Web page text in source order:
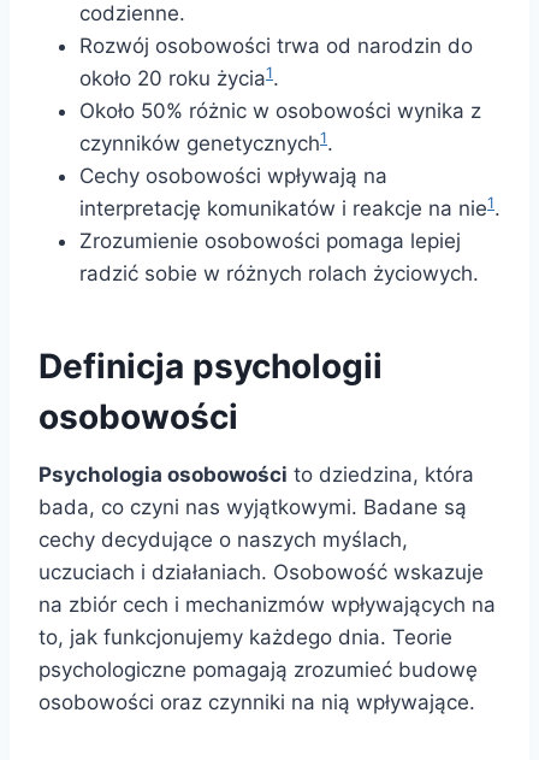
codzienne.
Rozwój osobowości trwa od narodzin do
około 20 roku życia1.
Około 50% różnic w osobowości wynika z
czynników genetycznych1.
Cechy osobowości wpływają na
interpretację komunikatów i reakcje na nie1.
Zrozumienie osobowości pomaga lepiej
radzić sobie w różnych rolach życiowych.
Definicja psychologii
osobowości
Psychologia osobowości to dziedzina, która
bada, co czyni nas wyjątkowymi. Badane są
cechy decydujące o naszych myślach,
uczuciach i działaniach. Osobowość wskazuje
na zbiór cech i mechanizmów wpływających na
to, jak funkcjonujemy każdego dnia. Teorie
psychologiczne pomagają zrozumieć budowę
osobowości oraz czynniki na nią wpływające.